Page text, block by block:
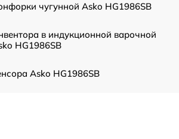
чугунной Asko HG1986SB
в индукционной варочной
HG1986SB
Asko HG1986SB